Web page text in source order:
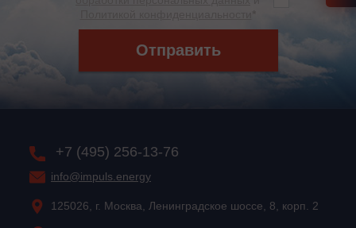
Отправить
+7 (495) 256-13-76
info@impuls.energy
125026, г. Москва, Ленинградское шоссе, 8, корп. 2